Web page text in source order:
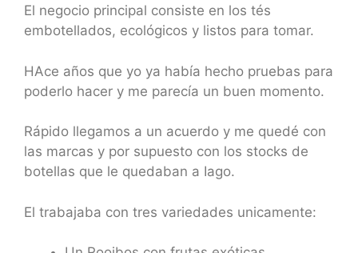
El negocio principal consiste en los tés
embotellados, ecológicos y listos para tomar.
HAce años que yo ya había hecho pruebas para
poderlo hacer y me parecía un buen momento.
Rápido llegamos a un acuerdo y me quedé con
las marcas y por supuesto con los stocks de
botellas que le quedaban a Iago.
El trabajaba con tres variedades unicamente: